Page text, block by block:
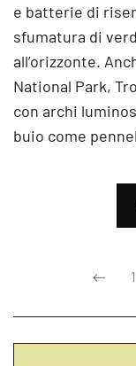
e batterie di
sfumatura di
all’orizzonte.
National Park,
con archi
buio come
1